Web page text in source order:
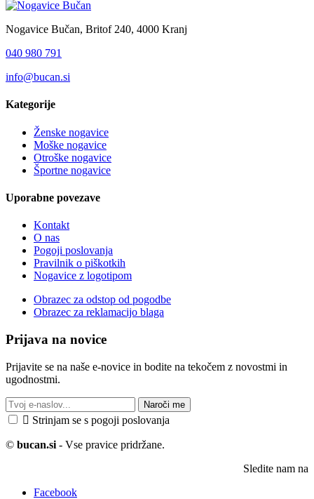
Nogavice Bučan, Britof 240, 4000 Kranj
040 980 791
info@bucan.si
Kategorije
Ženske nogavice
Moške nogavice
Otroške nogavice
Športne nogavice
Uporabne povezave
Kontakt
O nas
Pogoji poslovanja
Pravilnik o piškotkih
Nogavice z logotipom
Obrazec za odstop od pogodbe
Obrazec za reklamacijo blaga
Prijava na novice
Prijavite se na naše e-novice in bodite na tekočem z novostmi in
ugodnostmi.
Naroči me
 Strinjam se s pogoji poslovanja
© bucan.si - Vse pravice pridržane.
Sledite nam na
Facebook